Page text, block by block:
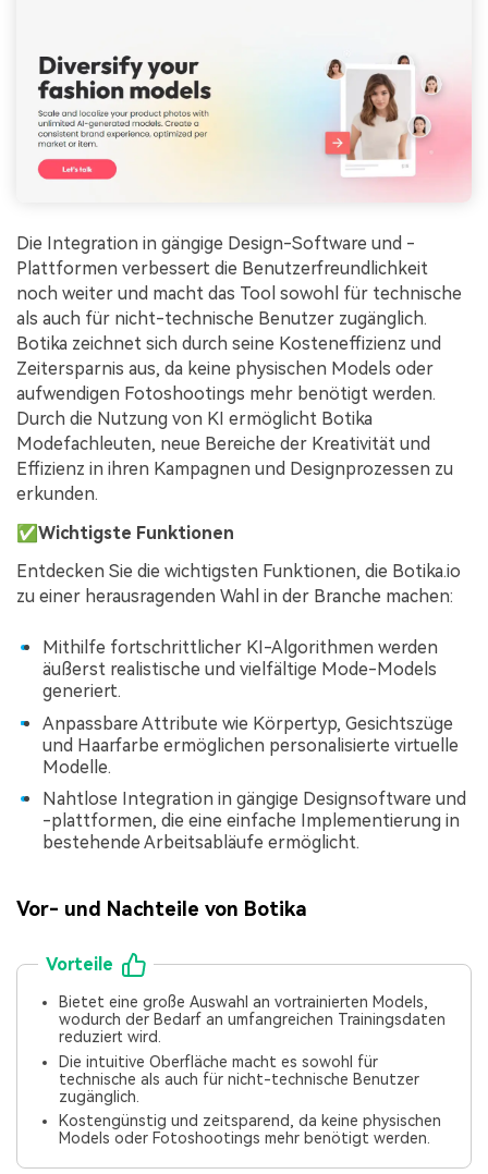
Die Integration in gängige Design-Software und -
Plattformen verbessert die Benutzerfreundlichkeit
noch weiter und macht das Tool sowohl für technische
als auch für nicht-technische Benutzer zugänglich.
Botika zeichnet sich durch seine Kosteneffizienz und
Zeitersparnis aus, da keine physischen Models oder
aufwendigen Fotoshootings mehr benötigt werden.
Durch die Nutzung von KI ermöglicht Botika
Modefachleuten, neue Bereiche der Kreativität und
Effizienz in ihren Kampagnen und Designprozessen zu
erkunden.
✅Wichtigste Funktionen
Entdecken Sie die wichtigsten Funktionen, die Botika.io
zu einer herausragenden Wahl in der Branche machen:
Mithilfe fortschrittlicher KI-Algorithmen werden
äußerst realistische und vielfältige Mode-Models
generiert.
Anpassbare Attribute wie Körpertyp, Gesichtszüge
und Haarfarbe ermöglichen personalisierte virtuelle
Modelle.
Nahtlose Integration in gängige Designsoftware und
-plattformen, die eine einfache Implementierung in
bestehende Arbeitsabläufe ermöglicht.
Vor- und Nachteile von Botika
Vorteile
Bietet eine große Auswahl an vortrainierten Models,
wodurch der Bedarf an umfangreichen Trainingsdaten
reduziert wird.
Die intuitive Oberfläche macht es sowohl für
technische als auch für nicht-technische Benutzer
zugänglich.
Kostengünstig und zeitsparend, da keine physischen
Models oder Fotoshootings mehr benötigt werden.